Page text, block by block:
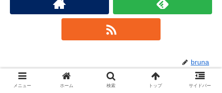
bruna
メニュー ホーム 検索 トップ サイドバー